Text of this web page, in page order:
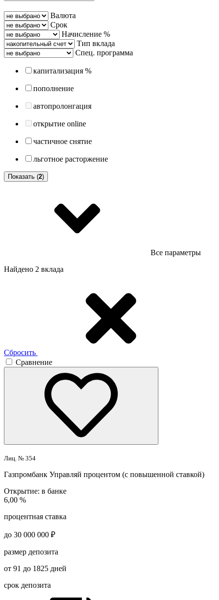
Валюта
Срок
Начисление %
Тип вклада
Спец. программа
капитализация %
пополнение
автопролонгация
открытие online
частичное снятие
льготное расторжение
Показать (2)
Все параметры
Найдено 2 вклада
Сбросить
Сравнение
Лиц. № 354
Газпромбанк Управляй процентом (с повышенной ставкой)
Открытие: в банке
6,00 %
процентная ставка
до 30 000 000 ₽
размер депозита
от 91 до 1825 дней
срок депозита